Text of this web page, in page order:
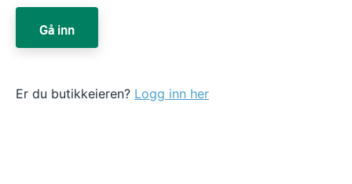
Gå inn
Er du butikkeieren? Logg inn her